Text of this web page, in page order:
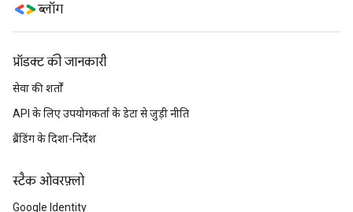
ब्लॉग
प्रॉडक्ट की जानकारी
सेवा की शर्तों
API के लिए उपयोगकर्ता के डेटा से जुड़ी नीति
ब्रैंडिंग के दिशा-निर्देश
स्टैक ओवरफ़्लो
Google Identity